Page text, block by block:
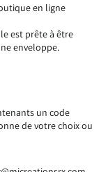
en ligne
est prête à être
enveloppe.
un code
de votre choix ou